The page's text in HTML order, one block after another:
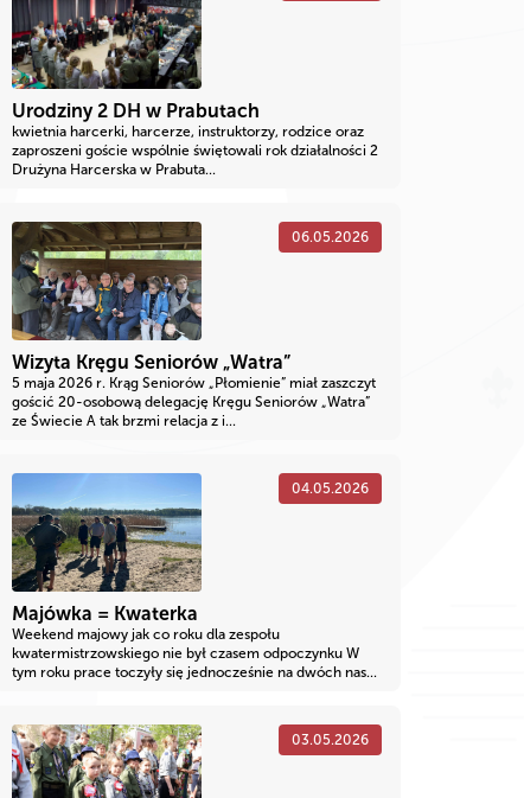
Urodziny 2 DH w Prabutach
kwietnia harcerki, harcerze, instruktorzy, rodzice oraz
zaproszeni goście wspólnie świętowali rok działalności 2
Drużyna Harcerska w Prabuta...
06.05.2026
Wizyta Kręgu Seniorów „Watra”
5 maja 2026 r. Krąg Seniorów „Płomienie” miał zaszczyt
gościć 20-osobową delegację Kręgu Seniorów „Watra”
ze Świecie A tak brzmi relacja z i...
04.05.2026
Majówka = Kwaterka
Weekend majowy jak co roku dla zespołu
kwatermistrzowskiego nie był czasem odpoczynku W
tym roku prace toczyły się jednocześnie na dwóch nas...
03.05.2026